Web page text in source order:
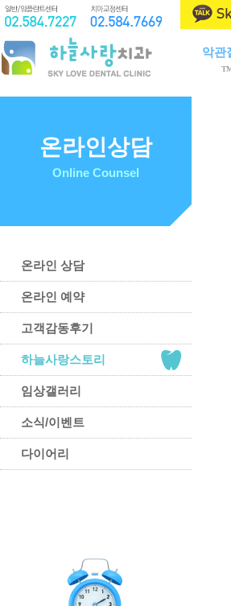
악관
제
치
치
온라인상담
Online Counsel
온라인 상담
온라인 예약
고객감동후기
하늘사랑스토리
임상갤러리
소식/이벤트
다이어리